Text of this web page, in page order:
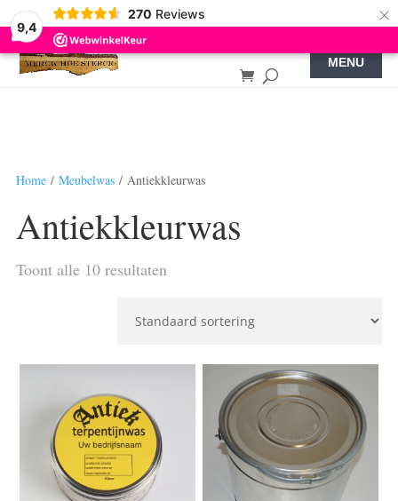
9,4
270 Reviews ×
Home/ Meubelwas/ Antiekkleurwas
Antiekkleurwas
Toont alle 10 resultaten